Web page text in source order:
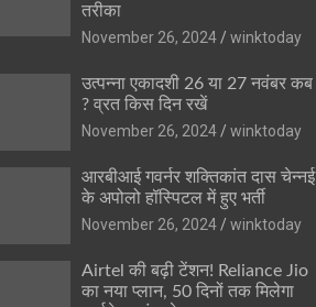
तरीका
November 26, 2024
winktoday
उत्पन्ना एकादशी 26 या 27 नवंबर कब
? व्रत किस दिन रखें
November 26, 2024
winktoday
आरबीआई गवर्नर शक्तिकांत दास चेन्नई
के अपोलो हॉस्पिटल में हुए भर्ती
November 26, 2024
winktoday
Airtel की बढ़ी टेंशन! Reliance Jio
का नया प्लान, 50 दिनों तक मिलेगा